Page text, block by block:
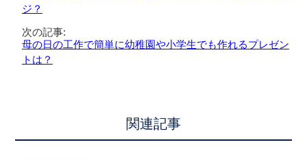
ジ？
次の記事:
母の日の工作で簡単に幼稚園や小学生でも作れるプレゼン
トは？
関連記事